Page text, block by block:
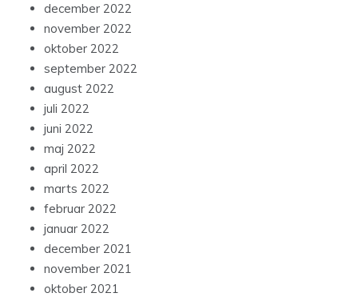
december 2022
november 2022
oktober 2022
september 2022
august 2022
juli 2022
juni 2022
maj 2022
april 2022
marts 2022
februar 2022
januar 2022
december 2021
november 2021
oktober 2021